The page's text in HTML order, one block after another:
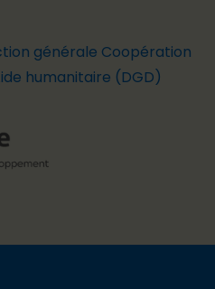
générale Coopération
humanitaire (DGD)